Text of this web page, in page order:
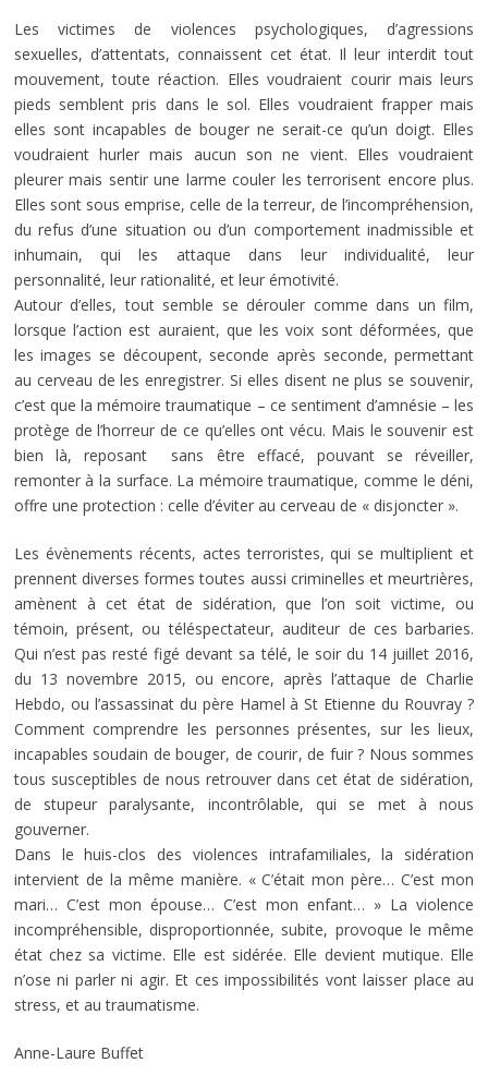
Les victimes de violences psychologiques, d’agressions
sexuelles, d’attentats, connaissent cet état. Il leur interdit tout
mouvement, toute réaction. Elles voudraient courir mais leurs
pieds semblent pris dans le sol. Elles voudraient frapper mais
elles sont incapables de bouger ne serait-ce qu’un doigt. Elles
voudraient hurler mais aucun son ne vient. Elles voudraient
pleurer mais sentir une larme couler les terrorisent encore plus.
Elles sont sous emprise, celle de la terreur, de l’incompréhension,
du refus d’une situation ou d’un comportement inadmissible et
inhumain, qui les attaque dans leur individualité, leur
personnalité, leur rationalité, et leur émotivité.
Autour d’elles, tout semble se dérouler comme dans un film,
lorsque l’action est auraient, que les voix sont déformées, que
les images se découpent, seconde après seconde, permettant
au cerveau de les enregistrer. Si elles disent ne plus se souvenir,
c’est que la mémoire traumatique – ce sentiment d’amnésie – les
protège de l’horreur de ce qu’elles ont vécu. Mais le souvenir est
bien là, reposant sans être effacé, pouvant se réveiller,
remonter à la surface. La mémoire traumatique, comme le déni,
offre une protection : celle d’éviter au cerveau de « disjoncter ».
Les évènements récents, actes terroristes, qui se multiplient et
prennent diverses formes toutes aussi criminelles et meurtrières,
amènent à cet état de sidération, que l’on soit victime, ou
témoin, présent, ou téléspectateur, auditeur de ces barbaries.
Qui n’est pas resté figé devant sa télé, le soir du 14 juillet 2016,
du 13 novembre 2015, ou encore, après l’attaque de Charlie
Hebdo, ou l’assassinat du père Hamel à St Etienne du Rouvray ?
Comment comprendre les personnes présentes, sur les lieux,
incapables soudain de bouger, de courir, de fuir ? Nous sommes
tous susceptibles de nous retrouver dans cet état de sidération,
de stupeur paralysante, incontrôlable, qui se met à nous
gouverner.
Dans le huis-clos des violences intrafamiliales, la sidération
intervient de la même manière. « C’était mon père… C’est mon
mari… C’est mon épouse… C’est mon enfant… » La violence
incompréhensible, disproportionnée, subite, provoque le même
état chez sa victime. Elle est sidérée. Elle devient mutique. Elle
n’ose ni parler ni agir. Et ces impossibilités vont laisser place au
stress, et au traumatisme.
Anne-Laure Buffet